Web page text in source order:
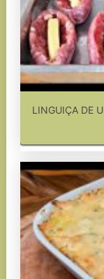
LINGUIÇA DE